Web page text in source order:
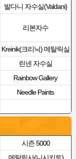
발다니 자수실(Valdani)
리본자수
Kreinik(크리닉) 메탈릭실
린넨 자수실
Rainbow Gallery
Needle Paints
시즌 5000